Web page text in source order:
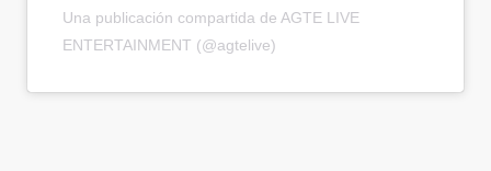
Una publicación compartida de AGTE LIVE
ENTERTAINMENT (@agtelive)